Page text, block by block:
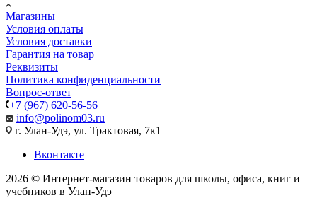
Магазины
Условия оплаты
Условия доставки
Гарантия на товар
Реквизиты
Политика конфиденциальности
Вопрос-ответ
+7 (967) 620-56-56
info@polinom03.ru
г. Улан-Удэ, ул. Трактовая, 7к1
Вконтакте
2026 © Интернет-магазин товаров для школы, офиса, книг и
учебников в Улан-Удэ